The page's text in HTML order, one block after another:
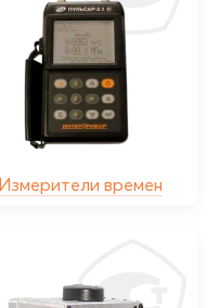
Измерители времен